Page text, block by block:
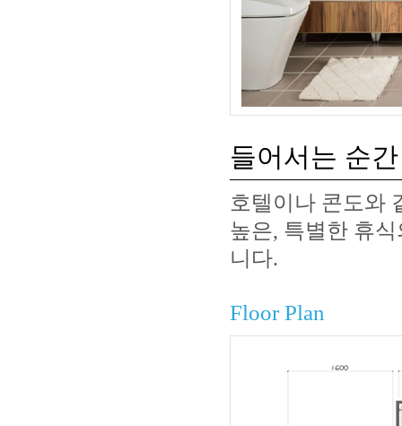
들어서는 순
호텔이나 콘도와
높은, 특별한 휴
니다.
Floor Plan